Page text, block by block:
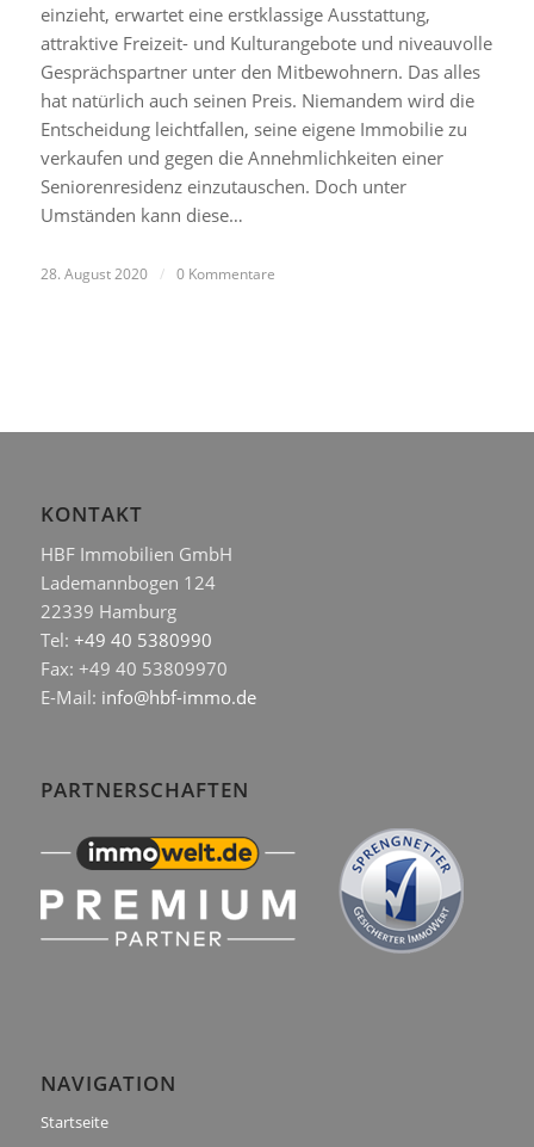
einzieht, erwartet eine erstklassige Ausstattung,
attraktive Freizeit- und Kulturangebote und niveauvolle
Gesprächspartner unter den Mitbewohnern. Das alles
hat natürlich auch seinen Preis. Niemandem wird die
Entscheidung leichtfallen, seine eigene Immobilie zu
verkaufen und gegen die Annehmlichkeiten einer
Seniorenresidenz einzutauschen. Doch unter
Umständen kann diese…
28. August 2020 / 0 Kommentare
KONTAKT
HBF Immobilien GmbH
Lademannbogen 124
22339 Hamburg
Tel: +49 40 5380990
Fax: +49 40 53809970
E-Mail: info@hbf-immo.de
PARTNERSCHAFTEN
NAVIGATION
Startseite